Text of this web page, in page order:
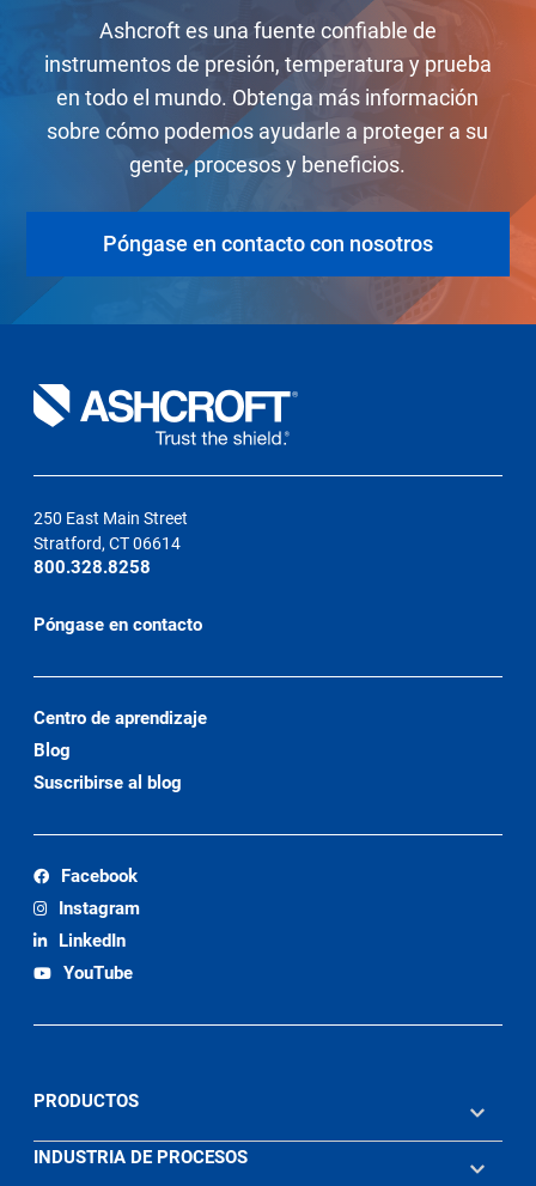
Ashcroft es una fuente confiable de
instrumentos de presión, temperatura y prueba
en todo el mundo. Obtenga más información
sobre cómo podemos ayudarle a proteger a su
gente, procesos y beneficios.
Póngase en contacto con nosotros
250 East Main Street
Stratford, CT 06614
800.328.8258
Póngase en contacto
Centro de aprendizaje
Blog
Suscribirse al blog
Facebook
Instagram
LinkedIn
YouTube
PRODUCTOS
INDUSTRIA DE PROCESOS